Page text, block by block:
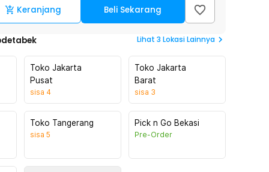
Keranjang Beli Sekarang
Lihat 3 Lokasi Lainnya
Toko Jakarta
Pusat
sisa 4
Toko Jakarta
Barat
sisa 3
Toko Tangerang
sisa 5
Pick n Go Bekasi
Pre-Order